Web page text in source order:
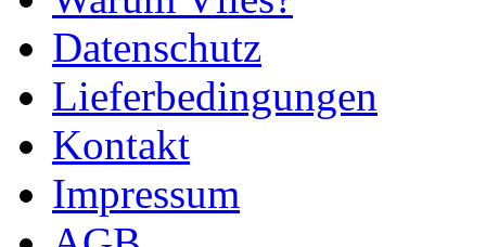
Datenschutz
Lieferbedingungen
Kontakt
Impressum